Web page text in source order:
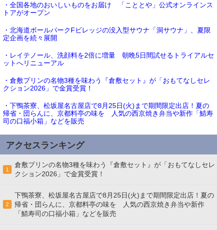
・全国各地のおいしいものをお届け 「こととや」公式オンラインス
トアがオープン
・北海道ボールパークFビレッジの没入型サウナ「洞サウナ」、夏限
定企画を続々展開
・レイテノール、洗顔料を2倍に増量 朝晩5日間試せるトライアルセ
ットへリニューアル
・倉敷プリンの名物3種を味わう『倉敷セット』が「おもてなしセレ
クション2026」で金賞受賞！
・下鴨茶寮、松坂屋名古屋店で8月25日(火)まで期間限定出店！夏の
帰省・団らんに、京都料亭の味を 人気の西京焼き弁当や新作「鯖寿
司の口福小箱」などを販売
アクセスランキング
1
倉敷プリンの名物3種を味わう『倉敷セット』が「おもてなしセレ
クション2026」で金賞受賞！
2
下鴨茶寮、松坂屋名古屋店で8月25日(火)まで期間限定出店！夏の
帰省・団らんに、京都料亭の味を 人気の西京焼き弁当や新作
「鯖寿司の口福小箱」などを販売